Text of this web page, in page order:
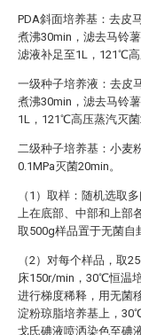
PDA斜面培养基：去皮
煮沸30min，滤去马铃
滤液补足至1L，121℃高
一级种子培养液：去皮
煮沸30min，滤去马铃
1L，121℃高压蒸汽灭菌
二级种子培养基：小麦
0.1MPa灭菌20min。
（1）取样：随机选取
上在底部、中部和上部
取500g样品置于无菌自
（2）对每个样品，取
床150r/min，30℃恒温
进行梯度稀释，用无菌
淀粉琼脂培养基上，
戈氏碘液喷洒染色至碘